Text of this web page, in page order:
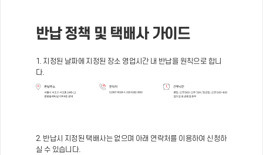
반납 정책 및 택배사 가이드
1. 지정된 날짜에 지정된 장소 영업시간 내 반납을 원칙으로 합니
다.
2. 반납시 지정된 택배사는 없으며 아래 연락처를 이용하여 신청하
실 수 있습니다.